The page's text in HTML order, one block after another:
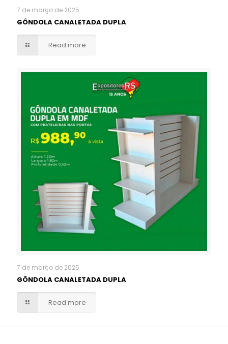
7 de março de 2025
GÔNDOLA CANALETADA DUPLA
Read more
7 de março de 2025
GÔNDOLA CANALETADA DUPLA
Read more